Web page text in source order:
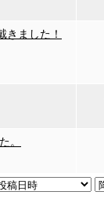
きました！
。